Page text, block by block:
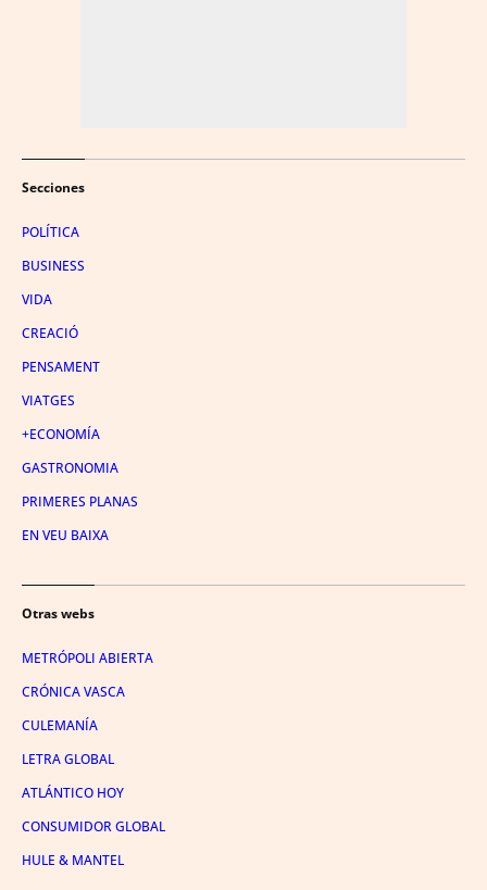
Secciones
POLÍTICA
BUSINESS
VIDA
CREACIÓ
PENSAMENT
VIATGES
+ECONOMÍA
GASTRONOMIA
PRIMERES PLANAS
EN VEU BAIXA
Otras webs
METRÓPOLI ABIERTA
CRÓNICA VASCA
CULEMANÍA
LETRA GLOBAL
ATLÁNTICO HOY
CONSUMIDOR GLOBAL
HULE & MANTEL